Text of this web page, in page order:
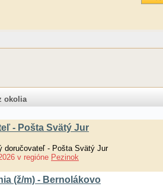
okolia
- Pošta Svätý Jur
doručovateľ - Pošta Svätý Jur
v regióne Pezinok
(ž/m) - Bernolákovo